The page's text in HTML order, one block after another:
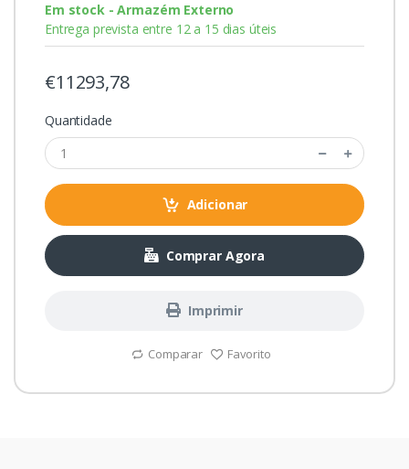
Em stock - Armazém Externo
Entrega prevista entre 12 a 15 dias úteis
€11293,78
Quantidade
Adicionar
Comprar Agora
Imprimir
Comparar Favorito